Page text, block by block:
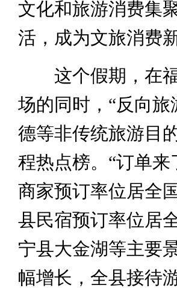
文化和旅游消费集
活，成为文旅消费
这个假期，在福
场的同时，“反向
德等非传统旅游目
程热点榜。“订单
商家预订率位居全
县民宿预订率位居
宁县大金湖等主要
幅增长，全县接待